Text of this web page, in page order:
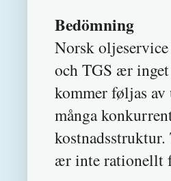
Bedömning
Norsk
och TGS ær
kommer føljas
många
ær inte rationellt